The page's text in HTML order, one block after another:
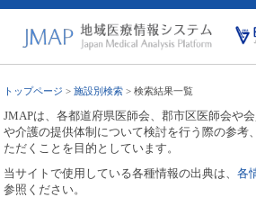
トップページ >施設別検索 > 検索結果一覧
JMAPは、各都道府県医師会、郡市区医師会や
や介護の提供体制について検討を行う際の参考
ただくことを目的としています。
当サイトで使用している各種情報の出典は、各
参照ください。